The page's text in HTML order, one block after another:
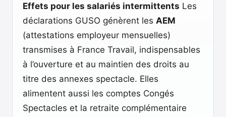
Effets pour les salariés intermittents Les
déclarations GUSO génèrent les AEM
(attestations employeur mensuelles)
transmises à France Travail, indispensables
à l’ouverture et au maintien des droits au
titre des annexes spectacle. Elles
alimentent aussi les comptes Congés
Spectacles et la retraite complémentaire